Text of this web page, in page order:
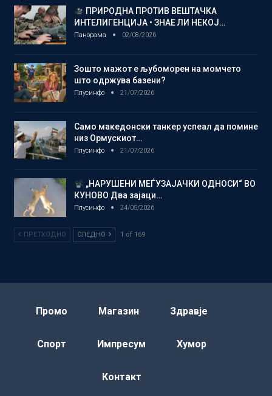
ПРИРОДНА ПРОТИВ ВЕШТАЧКА
ИНТЕЛИГЕНЦИЈА • ЗНАЕ ЛИ НЕКОЈ…
Панорама 02/08/2026
Зошто мажот е љубоморен на момчето
што одржува базени?
Плусинфо 21/07/2026
Само македонски танкер успеал да помине
низ Ормускиот…
Плусинфо 21/07/2026
„НАРУШЕНИ МЕЃУЗАЈАЧКИ ОДНОСИ“ ВО
КУНОВО Два зајаци…
Плусинфо 24/05/2026
ПРЕТХОДНО СЛЕДНО 1 of 169
Промо Магазин Здравје
Спорт Импресум Хумор
Контакт